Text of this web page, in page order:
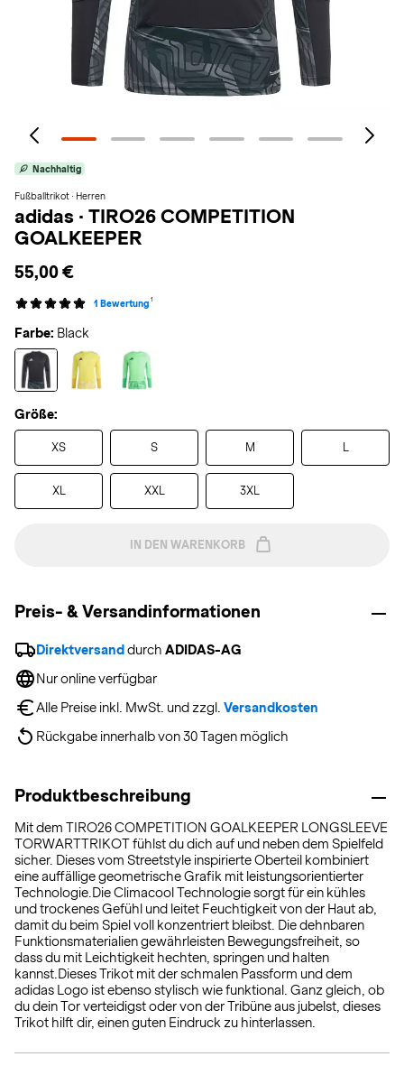
Nachhaltig
Fußballtrikot · Herren
adidas · TIRO26 COMPETITION
GOALKEEPER
55,00 €
1 Bewertung 1
Farbe: Black
Größe:
XS S M L
XL XXL 3XL
IN DEN WARENKORB
Preis- & Versandinformationen
Direktversand durch ADIDAS-AG
Nur online verfügbar
Alle Preise inkl. MwSt. und zzgl. Versandkosten
Rückgabe innerhalb von 30 Tagen möglich
Produktbeschreibung
Mit dem TIRO26 COMPETITION GOALKEEPER LONGSLEEVE
TORWARTTRIKOT fühlst du dich auf und neben dem Spielfeld
sicher. Dieses vom Streetstyle inspirierte Oberteil kombiniert
eine auffällige geometrische Grafik mit leistungsorientierter
Technologie.Die Climacool Technologie sorgt für ein kühles
und trockenes Gefühl und leitet Feuchtigkeit von der Haut ab,
damit du beim Spiel voll konzentriert bleibst. Die dehnbaren
Funktionsmaterialien gewährleisten Bewegungsfreiheit, so
dass du mit Leichtigkeit hechten, springen und halten
kannst.Dieses Trikot mit der schmalen Passform und dem
adidas Logo ist ebenso stylisch wie funktional. Ganz gleich, ob
du dein Tor verteidigst oder von der Tribüne aus jubelst, dieses
Trikot hilft dir, einen guten Eindruck zu hinterlassen.